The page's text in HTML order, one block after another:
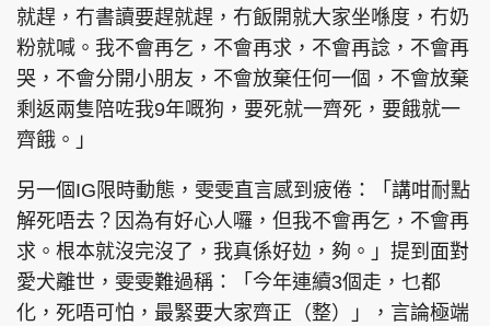
就趕，冇書讀要趕就趕，冇飯開就大家坐喺度，冇奶
粉就喊。我不會再乞，不會再求，不會再諗，不會再
哭，不會分開小朋友，不會放棄任何一個，不會放棄
剩返兩隻陪咗我9年嘅狗，要死就一齊死，要餓就一
齊餓。」
另一個IG限時動態，雯雯直言感到疲倦：「講咁耐點
解死唔去？因為有好心人囉，但我不會再乞，不會再
求。根本就沒完沒了，我真係好攰，夠。」提到面對
愛犬離世，雯雯難過稱：「今年連續3個走，乜都
化，死唔可怕，最緊要大家齊正（整）」，言論極端